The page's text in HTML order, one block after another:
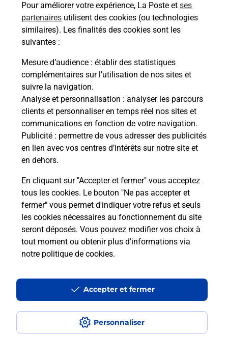
Pour améliorer votre expérience, La Poste et ses
partenaires utilisent des cookies (ou technologies
similaires). Les finalités des cookies sont les
suivantes :
Mesure d’audience : établir des statistiques
complémentaires sur l’utilisation de nos sites et
suivre la navigation.
Analyse et personnalisation : analyser les parcours
clients et personnaliser en temps réel nos sites et
communications en fonction de votre navigation.
Publicité : permettre de vous adresser des publicités
en lien avec vos centres d’intérêts sur notre site et
en dehors.
En cliquant sur "Accepter et fermer" vous acceptez
tous les cookies. Le bouton "Ne pas accepter et
fermer" vous permet d'indiquer votre refus et seuls
les cookies nécessaires au fonctionnement du site
seront déposés. Vous pouvez modifier vos choix à
tout moment ou obtenir plus d'informations via
notre politique de cookies.
Personnaliser
Accepter et fermer
Comment demander une
modification de livraison ?
Comment La Poste participe-t-elle
à votre sécurité au quotidien ?
Puis-je passer mon code de la route
avec La Poste et sous quelles
conditions ?
Localiser Liste Pyrénées-Orientales LA LLAGONNE
Accessibilité : partiellement conforme
Conditions contractuelles
Mentions légales